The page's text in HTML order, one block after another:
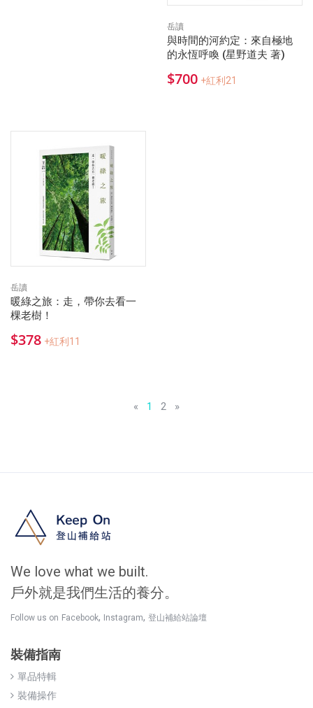
岳讀
與時間的河約定：來自極地
的永恆呼喚 (星野道夫 著)
$700 +紅利21
岳讀
暖綠之旅：走，帶你去看一
棵老樹！
$378 +紅利11
« 1 2 »
We love what we built.
戶外就是我們生活的養分。
Follow us on Facebook, Instagram, 登山補給站論壇
裝備指南
單品特輯
裝備操作